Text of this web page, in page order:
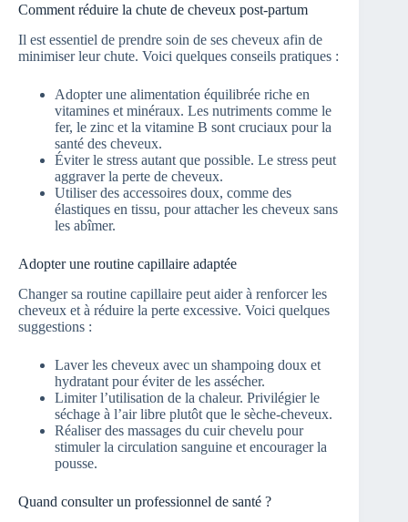
Comment réduire la chute de cheveux post-partum
Il est essentiel de prendre soin de ses cheveux afin de
minimiser leur chute. Voici quelques conseils pratiques :
Adopter une alimentation équilibrée riche en
vitamines et minéraux. Les nutriments comme le
fer, le zinc et la vitamine B sont cruciaux pour la
santé des cheveux.
Éviter le stress autant que possible. Le stress peut
aggraver la perte de cheveux.
Utiliser des accessoires doux, comme des
élastiques en tissu, pour attacher les cheveux sans
les abîmer.
Adopter une routine capillaire adaptée
Changer sa routine capillaire peut aider à renforcer les
cheveux et à réduire la perte excessive. Voici quelques
suggestions :
Laver les cheveux avec un shampoing doux et
hydratant pour éviter de les assécher.
Limiter l’utilisation de la chaleur. Privilégier le
séchage à l’air libre plutôt que le sèche-cheveux.
Réaliser des massages du cuir chevelu pour
stimuler la circulation sanguine et encourager la
pousse.
Quand consulter un professionnel de santé ?